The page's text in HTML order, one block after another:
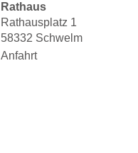
Rathaus
Rathausplatz 1
58332 Schwelm
Anfahrt